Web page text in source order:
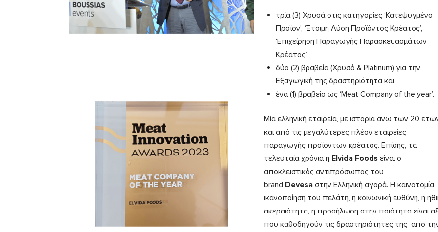
τρία (3) Χρυσά στις κατηγορίες ‘Κατεψυγμένο
Προϊόν’, ‘Έτοιμη Λύση Προϊόντος Κρέατος’,
‘Επιχείρηση Παραγωγής Παρασκευασμάτων
Κρέατος’,
δύο (2) βραβεία (Χρυσό & Platinum) για την
Εξαγωγική της δραστηριότητα και
ένα (1) βραβείο ως ‘Meat Company of the year’.
Μία ελληνική εταιρεία, με ιστορία άνω των 20
και από τις μεγαλύτερες πλέον εταιρείες
παραγωγής προϊόντων κρέατος. Επίσης, τα
τελευταία χρόνια η Elvida Foods είναι ο
αποκλειστικός αντιπρόσωπος του
brand Devesa στην Ελληνική αγορά. Η καινοτομία,
ικανοποίηση του πελάτη, η κοινωνική ευθύνη, η
ακεραιότητα, η προσήλωση στην ποιότητα είναι
που καθοδηγούν τις δραστηριότητες της από